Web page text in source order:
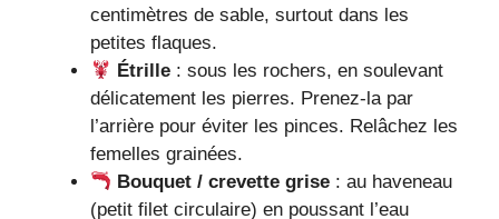
centimètres de sable, surtout dans les
petites flaques.
Étrille : sous les rochers, en soulevant
délicatement les pierres. Prenez-la par
l’arrière pour éviter les pinces. Relâchez les
femelles grainées.
Bouquet / crevette grise : au haveneau
(petit filet circulaire) en poussant l’eau